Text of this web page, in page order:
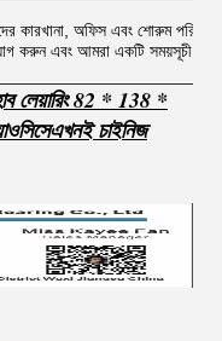
কারখানা, অফিস এবং শোরুম
করুন এবং আমরা একটি সময়সূচী
লেয়ারিং 82 * 138 *
সিসেএখনই চাইনিজ